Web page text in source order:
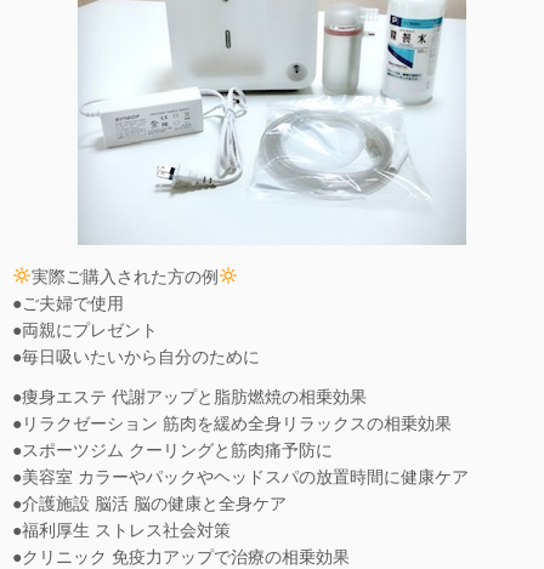
実際ご購入された方の例
●ご夫婦で使用
●両親にプレゼント
●毎日吸いたいから自分のために
●痩身エステ 代謝アップと脂肪燃焼の相乗効果
●リラクゼーション 筋肉を緩め全身リラックスの相乗効果
●スポーツジム クーリングと筋肉痛予防に
●美容室 カラーやパックやヘッドスパの放置時間に健康ケア
●介護施設 脳活 脳の健康と全身ケア
●福利厚生 ストレス社会対策
●クリニック 免疫力アップで治療の相乗効果